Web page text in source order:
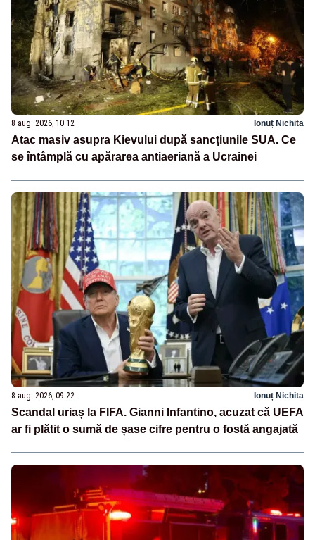
8 aug. 2026, 10:12 Ionuț Nichita
Atac masiv asupra Kievului după sancțiunile SUA. Ce
se întâmplă cu apărarea antiaeriană a Ucrainei
8 aug. 2026, 09:22 Ionuț Nichita
Scandal uriaș la FIFA. Gianni Infantino, acuzat că UEFA
ar fi plătit o sumă de șase cifre pentru o fostă angajată